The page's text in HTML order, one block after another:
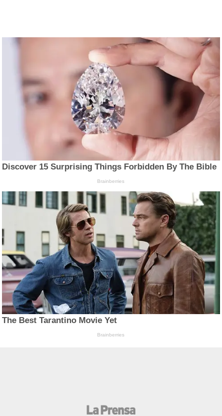
Discover 15 Surprising Things Forbidden By The Bible
Brainberries
The Best Tarantino Movie Yet
Brainberries